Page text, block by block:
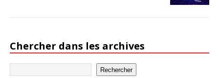
Chercher dans les archives
Rechercher